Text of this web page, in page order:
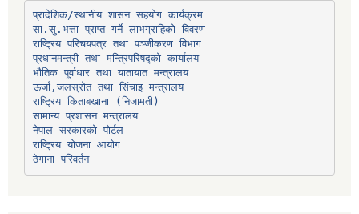
प्रादेशिक/स्थानीय शासन सहयोग कार्यक्रम
सा.सु.भत्ता प्राप्त गर्ने लाभग्राहिको विवरण
राष्ट्रिय परिचयपत्र तथा पञ्‍जीकरण विभाग
प्रधानमन्त्री तथा मन्त्रिपरिषद्को कार्यालय
भौतिक पूर्वाधार तथा यातायात मन्त्रालय
ऊर्जा,जलस्रोत तथा सिंचाइ मन्त्रालय
सामान्य प्रशासन मन्त्रालय
नेपाल सरकारको पोर्टल
राष्ट्रिय योजना आयोग
ठेगाना परिवर्तन